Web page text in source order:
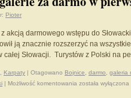
Pioter
akcją darmowego wstępu do
ją znacznie rozszerzyć na
całej Słowacji. Turystów z Polski na
Karpaty | Otagowano Bojnice darmo galeria
| Możliwość komentowania została wyłączona